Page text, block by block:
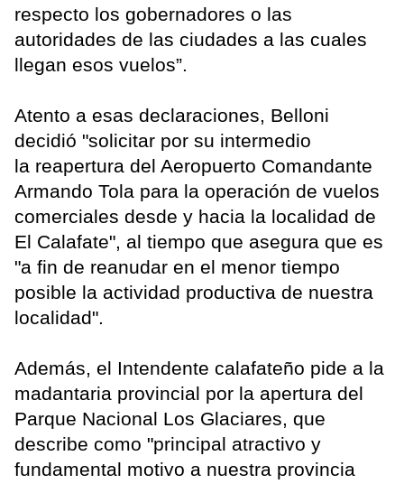
respecto los gobernadores o las
autoridades de las ciudades a las cuales
llegan esos vuelos”.
Atento a esas declaraciones, Belloni
decidió "solicitar por su intermedio
la reapertura del Aeropuerto Comandante
Armando Tola para la operación de vuelos
comerciales desde y hacia la localidad de
El Calafate", al tiempo que asegura que es
"a fin de reanudar en el menor tiempo
posible la actividad productiva de nuestra
localidad".
Además, el Intendente calafateño pide a la
madantaria provincial por la apertura del
Parque Nacional Los Glaciares, que
describe como "principal atractivo y
fundamental motivo a nuestra provincia